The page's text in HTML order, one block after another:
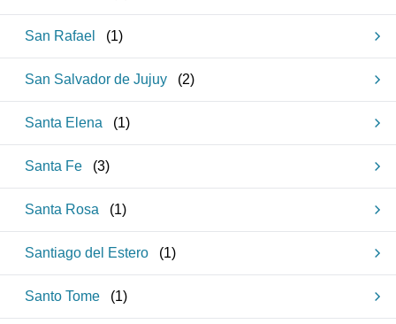
San Rafael (1)
San Salvador de Jujuy (2)
Santa Elena (1)
Santa Fe (3)
Santa Rosa (1)
Santiago del Estero (1)
Santo Tome (1)